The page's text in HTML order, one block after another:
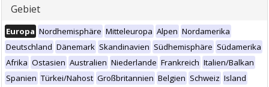
Gebiet
Europa Nordhemisphäre Mitteleuropa Alpen Nordamerika
Deutschland Dänemark Skandinavien Südhemisphäre Südamerika
Afrika Ostasien Australien Niederlande Frankreich Italien/Balkan
Spanien Türkei/Nahost Großbritannien Belgien Schweiz Island